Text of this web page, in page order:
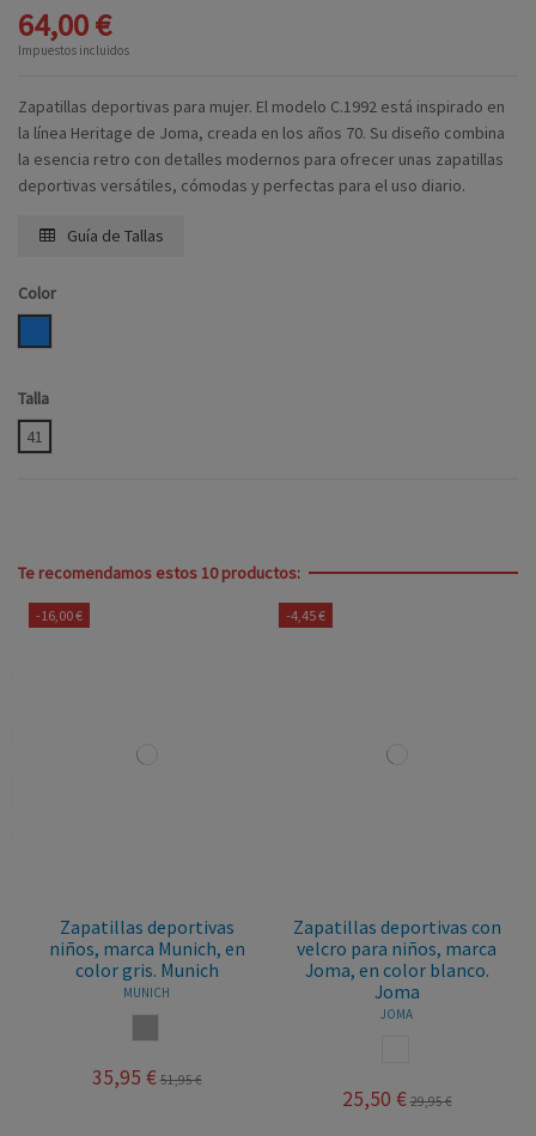
64,00 €
Impuestos incluidos
Zapatillas deportivas para mujer. El modelo C.1992 está inspirado en
la línea Heritage de Joma, creada en los años 70. Su diseño combina
la esencia retro con detalles modernos para ofrecer unas zapatillas
deportivas versátiles, cómodas y perfectas para el uso diario.
Guía de Tallas
Color
Talla
41
Te recomendamos estos 10 productos:
-16,00 €
Zapatillas deportivas
niños, marca Munich, en
color gris. Munich
MUNICH
35,95 € 51,95 €
-4,45 €
Zapatillas deportivas con
velcro para niños, marca
Joma, en color blanco.
Joma
JOMA
25,50 € 29,95 €